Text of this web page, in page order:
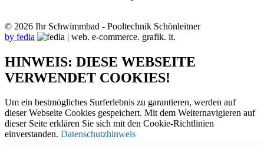
© 2026 Ihr Schwimmbad - Pooltechnik Schönleitner
by fedia
HINWEIS: DIESE WEBSEITE
VERWENDET COOKIES!
Um ein bestmögliches Surferlebnis zu garantieren, werden auf
dieser Webseite Cookies gespeichert. Mit dem Weiternavigieren auf
dieser Seite erklären Sie sich mit den Cookie-Richtlinien
einverstanden. Datenschutzhinweis